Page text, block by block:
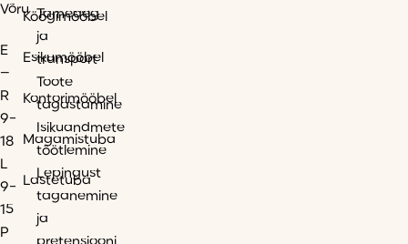
Võru
E
–
R
9-
18
L
9-
15
P
Tarneaeg
ja
transport
Toote
tagastamine
Isikuandmete
töötlemine
Lepingust
taganemine
ja
Köögimööbel
Esikumööbel
Kontorimööbel
Magamistuba
Lastetuba